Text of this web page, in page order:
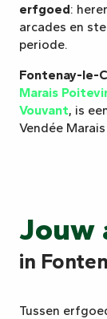
erfgoed:
arcades en
periode.
Fontenay-le-
Marais
Vouvant, is
Vendée
Jouw
in
Tussen